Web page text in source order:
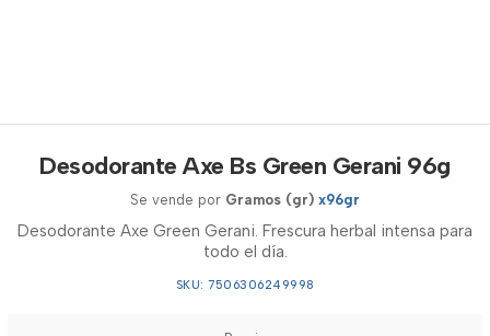
Desodorante Axe Bs Green Gerani 96g
Se vende por Gramos (gr) x96gr
Desodorante Axe Green Gerani. Frescura herbal intensa para
todo el día.
SKU: 7506306249998